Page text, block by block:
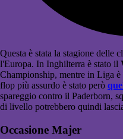
Questa è stata la stagione delle
l'Europa. In Inghilterra è stato il
Championship, mentre in Liga è
flop più assurdo è stato però
spareggio contro il Paderborn,
di livello potrebbero quindi
Occasione Majer